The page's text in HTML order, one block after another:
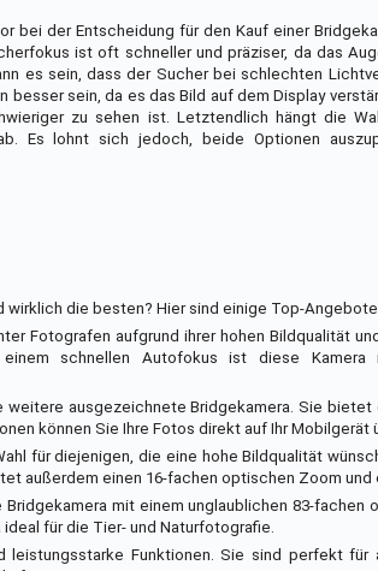
bei der Entscheidung für den Kauf einer
ist oft schneller und präziser, da das
es sein, dass der Sucher bei schlechten
sein, da es das Bild auf dem Display
zu sehen ist. Letztendlich hängt die
Es lohnt sich jedoch, beide Optionen
die besten? Hier sind einige Top-
Fotografen aufgrund ihrer hohen Bildqualität
schnellen Autofokus ist diese
weitere ausgezeichnete Bridgekamera. Sie
können Sie Ihre Fotos direkt auf Ihr Mobilgerät
für diejenigen, die eine hohe Bildqualität
außerdem einen 16-fachen optischen Zoom und
mit einem unglaublichen 83-fachen
für die Tier- und Naturfotografie.
leistungsstarke Funktionen. Sie sind perfekt